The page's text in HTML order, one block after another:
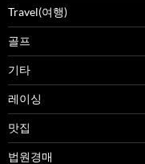
Travel(여행)
골프
기타
레이싱
맛집
법원경매